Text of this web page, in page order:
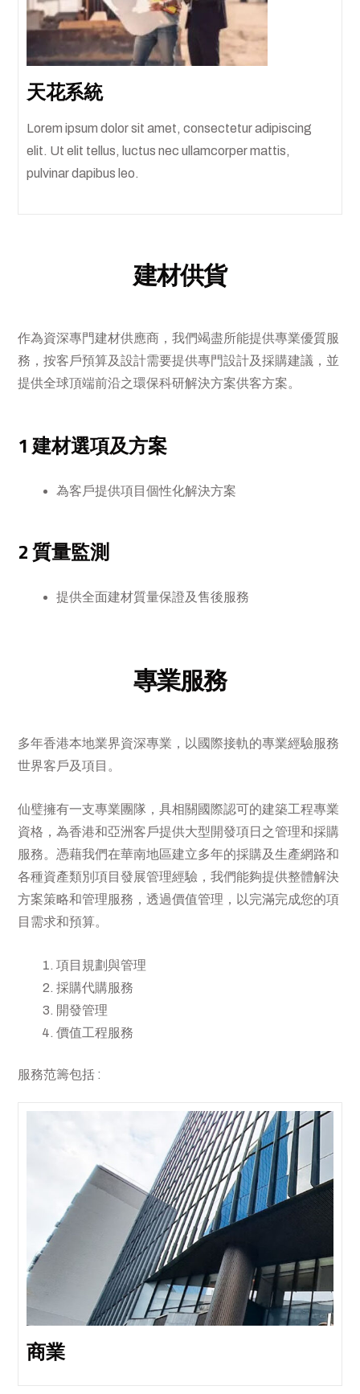
天花系統
Lorem ipsum dolor sit amet, consectetur adipiscing
elit. Ut elit tellus, luctus nec ullamcorper mattis,
pulvinar dapibus leo.
建材供貨
作為資深專門建材供應商，我們竭盡所能提供專業優質服
務，按客戶預算及設計需要提供專門設計及採購建議，並
提供全球頂端前沿之環保科研解決方案供客方案。
1 建材選項及方案
為客戶提供項目個性化解決方案
2 質量監測
提供全面建材質量保證及售後服務
專業服務
多年香港本地業界資深專業，以國際接軌的專業經驗服務
世界客戶及項目。
仙璧擁有一支專業團隊，具相關國際認可的建築工程專業
資格，為香港和亞洲客戶提供大型開發項日之管理和採購
服務。憑藉我們在華南地區建立多年的採購及生產網路和
各種資產類別項目發展管理經驗，我們能夠提供整體解決
方案策略和管理服務，透過價值管理，以完滿完成您的項
目需求和預算。
項目規劃與管理
採購代購服務
開發管理
價值工程服務
服務范籌包括 :
商業